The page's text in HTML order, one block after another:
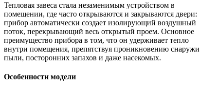
Тепловая завеса стала незаменимым устройством в
помещении, где часто открываются и закрываются двери:
прибор автоматически создает изолирующий воздушный
поток, перекрывающий весь открытый проем. Основное
преимущество прибора в том, что он удерживает тепло
внутри помещения, препятствуя проникновению снаружи
пыли, посторонних запахов и даже насекомых.
Особенности модели